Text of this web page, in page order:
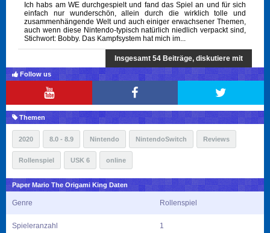
Ich habs am WE durchgespielt und fand das Spiel an und für sich
einfach nur wunderschön, allein durch die wirklich tolle und
zusammenhängende Welt und auch einiger erwachsener Themen,
auch wenn diese Nintendo-typisch natürlich niedlich verpackt sind,
Stichwort: Bobby. Das Kampfsystem hat mich im...
Insgesamt 54 Beiträge, diskutiere mit
Follow us
Themen
2020 8.0 - 8.9 Nintendo NintendoSwitch Reviews
Rollenspiel USK 6 online
Paper Mario The Origami King Daten
Genre Rollenspiel
Spieleranzahl 1